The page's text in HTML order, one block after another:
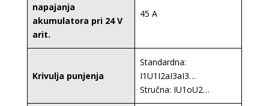
napajanja
akumulatora pri 24 V
arit.
45 A
Krivulja punjenja
Standardna:
I1U1I2aI3aI3…
Stručna: IU1oU2…